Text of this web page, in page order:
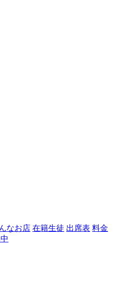
なお店 在籍生徒 出席表 料金